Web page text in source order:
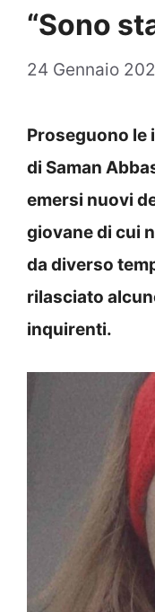
“Sono
24 Gennaio
Proseguono le
di Saman
emersi nuovi
giovane di cui
da diverso
rilasciato
inquirenti.